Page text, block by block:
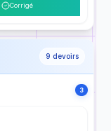
Corrigé
9 devoirs
3